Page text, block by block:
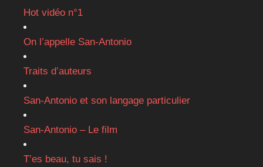
Hot vidéo n°1
On l’appelle San-Antonio
Traits d’auteurs
San-Antonio et son langage particulier
San-Antonio – Le film
T’es beau, tu sais !